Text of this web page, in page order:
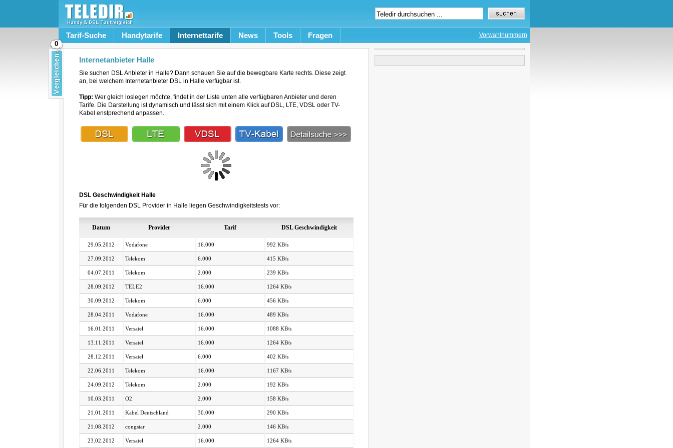
Tarif-Suche Handytarife Internettarife News Tools Fragen Vorwahlnummern
Internetanbieter Halle
Sie suchen DSL Anbieter in Halle? Dann schauen Sie auf die bewegbare Karte rechts. Diese zeigt
an, bei welchem Internetanbieter DSL in Halle verfügbar ist.
Tipp: Wer gleich loslegen möchte, findet in der Liste unten alle verfügbaren Anbieter und deren
Tarife. Die Darstellung ist dynamisch und lässt sich mit einem Klick auf DSL, LTE, VDSL oder TV-
Kabel enstprechend anpassen.
DSL Geschwindigkeit Halle
Für die folgenden DSL Provider in Halle liegen Geschwindigkeitstests vor:
Datum Provider Tarif DSL Geschwindigkeit
29.05.2012 Vodafone 16.000 992 KB/s
27.09.2012 Telekom 6.000 415 KB/s
04.07.2011 Telekom 2.000 239 KB/s
28.09.2012 TELE2 16.000 1264 KB/s
30.09.2012 Telekom 6.000 456 KB/s
28.04.2011 Vodafone 16.000 489 KB/s
16.01.2011 Versatel 16.000 1088 KB/s
13.11.2011 Versatel 16.000 1264 KB/s
28.12.2011 Versatel 6.000 402 KB/s
22.06.2011 Telekom 16.000 1167 KB/s
24.09.2012 Telekom 2.000 192 KB/s
10.03.2011 O2 2.000 158 KB/s
21.01.2011 Kabel Deutschland 30.000 290 KB/s
21.08.2012 congstar 2.000 146 KB/s
23.02.2012 Versatel 16.000 1264 KB/s
0